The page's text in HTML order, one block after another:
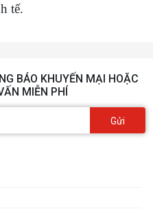
tế.
BÁO KHUYẾN MẠI HOẶC
MIỄN PHÍ
Gửi